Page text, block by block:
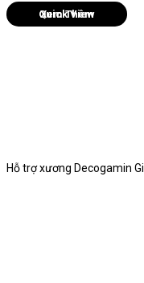
Quick View
Hỗ trợ xương Decogamin